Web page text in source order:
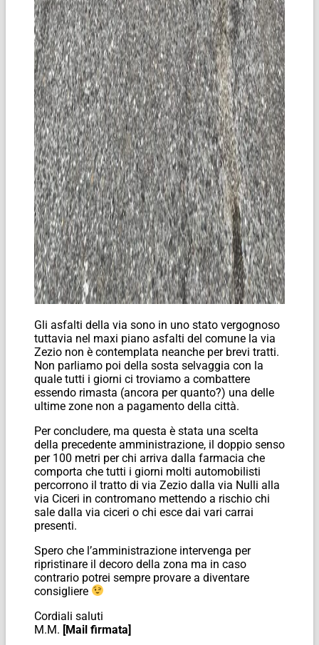
Gli asfalti della via sono in uno stato vergognoso
tuttavia nel maxi piano asfalti del comune la via
Zezio non è contemplata neanche per brevi tratti.
Non parliamo poi della sosta selvaggia con la
quale tutti i giorni ci troviamo a combattere
essendo rimasta (ancora per quanto?) una delle
ultime zone non a pagamento della città.
Per concludere, ma questa è stata una scelta
della precedente amministrazione, il doppio senso
per 100 metri per chi arriva dalla farmacia che
comporta che tutti i giorni molti automobilisti
percorrono il tratto di via Zezio dalla via Nulli alla
via Ciceri in contromano mettendo a rischio chi
sale dalla via ciceri o chi esce dai vari carrai
presenti.
Spero che l’amministrazione intervenga per
ripristinare il decoro della zona ma in caso
contrario potrei sempre provare a diventare
consigliere
Cordiali saluti
M.M. [Mail firmata]